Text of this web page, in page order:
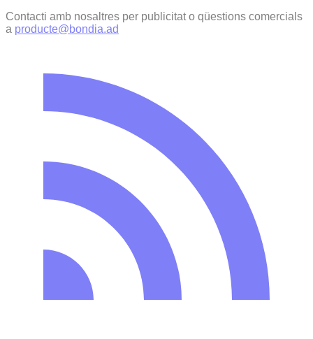
Contacti amb nosaltres per publicitat o qüestions comercials
a producte@bondia.ad